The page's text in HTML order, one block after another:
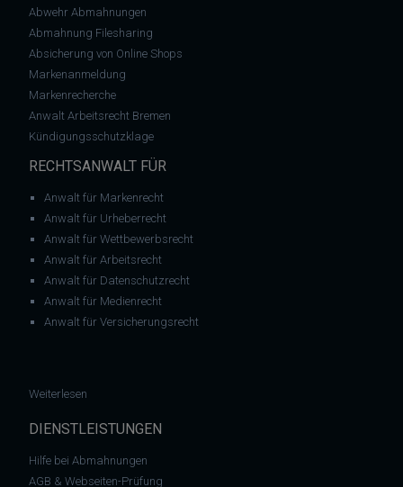
Abwehr Abmahnungen
Abmahnung Filesharing
Absicherung von Online Shops
Markenanmeldung
Markenrecherche
Anwalt Arbeitsrecht Bremen
Kündigungsschutzklage
RECHTSANWALT FÜR
Anwalt für Markenrecht
Anwalt für Urheberrecht
Anwalt für Wettbewerbsrecht
Anwalt für Arbeitsrecht
Anwalt für Datenschutzrecht
Anwalt für Medienrecht
Anwalt für Versicherungsrecht
Weiterlesen
DIENSTLEISTUNGEN
Hilfe bei Abmahnungen
AGB & Webseiten-Prüfung